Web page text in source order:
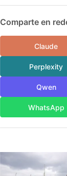
Comparte en
Claude
Perplexity
Qwen
WhatsApp